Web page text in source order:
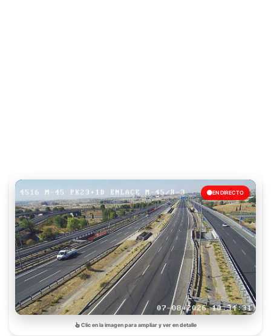
EN DIRECTO
Clic en la imagen para ampliar y ver en detalle